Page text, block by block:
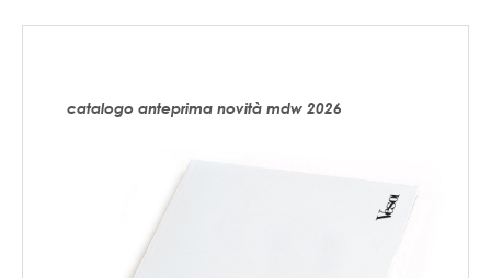
catalogo anteprima novità mdw 2026